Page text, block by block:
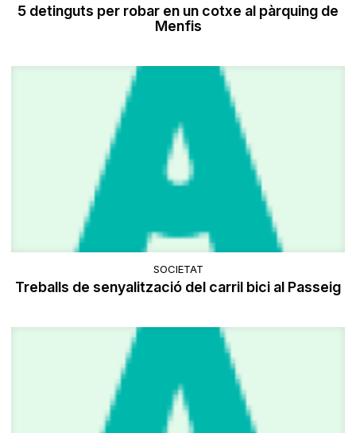
5 detinguts per robar en un cotxe al pàrquing de
Menfis
SOCIETAT
Treballs de senyalització del carril bici al Passeig